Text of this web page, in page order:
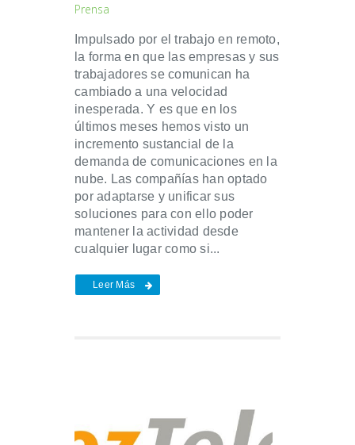
Prensa
Impulsado por el trabajo en remoto,
la forma en que las empresas y sus
trabajadores se comunican ha
cambiado a una velocidad
inesperada. Y es que en los
últimos meses hemos visto un
incremento sustancial de la
demanda de comunicaciones en la
nube. Las compañías han optado
por adaptarse y unificar sus
soluciones para con ello poder
mantener la actividad desde
cualquier lugar como si...
Leer Más